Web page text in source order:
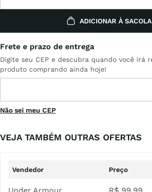
ADICIONAR À SACOLA
Não sei meu CEP
VEJA TAMBÉM OUTRAS OFERTAS